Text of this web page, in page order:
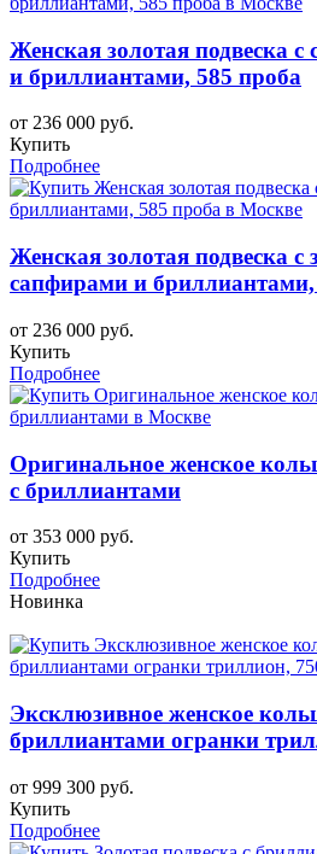
Женская золотая подвеска
и бриллиантами, 585 проба
от 236 000 руб.
Купить
Подробнее
Женская золотая подвеска с
сапфирами и бриллиантами,
от 236 000 руб.
Купить
Подробнее
Оригинальное женское
с бриллиантами
от 353 000 руб.
Купить
Подробнее
Новинка
Эксклюзивное женское
бриллиантами огранки
от 999 300 руб.
Купить
Подробнее